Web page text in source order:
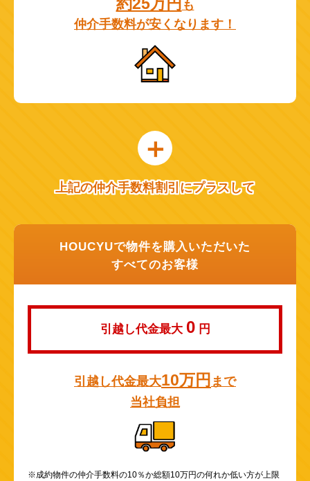
も
仲介手数料が安くなります！
上記の仲介手数料割引にプラスして
HOUCYUで物件を購入いただいた
すべてのお客様
引越し代金最大 0 円
引越し代金最大10万円 まで
当社負担
※成約物件の仲介手数料の10％か総額10万円の何れか低い方が上限